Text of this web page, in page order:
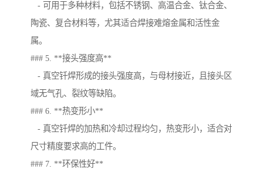
- 可用于多种材料，包括不锈钢、高温合金、钛合金、
陶瓷、复合材料等，尤其适合焊接难熔金属和活性金
属。
### 5. **接头强度高**
- 真空钎焊形成的接头强度高，与母材接近，且接头区
域无气孔、裂纹等缺陷。
### 6. **热变形小**
- 真空钎焊的加热和冷却过程均匀，热变形小，适合对
尺寸精度要求高的工件。
### 7. **环保性好**